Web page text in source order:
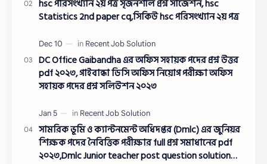
hsc পরিসংখ্যান ২য় পত্র সৃজনশীল প্রশ্ন সাজেশন, hsc
Statistics 2nd paper cq,সিকিউ hsc পরিসংখ্যান ২য় পত্র
DC Office Gaibandha এর অফিস সহায়ক পদের প্রশ্ন উত্তর
pdf ২০২৩, গাইবান্ধা ডিসি অফিস নিয়োগ পরীক্ষা অফিস
সহায়ক পদের প্রশ্ন সলিউশন ২০২৩
সামরিক ভূমি ও ক্যান্টনমেন্ট অধিদপ্তর (Dmlc) এর জুনিয়র
শিক্ষক পদের নৈবিত্তিক পরীক্ষার full প্রশ্ন সমাধানের pdf
২০২৩,Dmlc Junior teacher post question solution